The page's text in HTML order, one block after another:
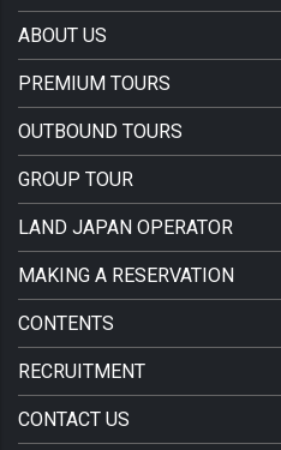
ABOUT US
PREMIUM TOURS
OUTBOUND TOURS
GROUP TOUR
LAND JAPAN OPERATOR
MAKING A RESERVATION
CONTENTS
RECRUITMENT
CONTACT US